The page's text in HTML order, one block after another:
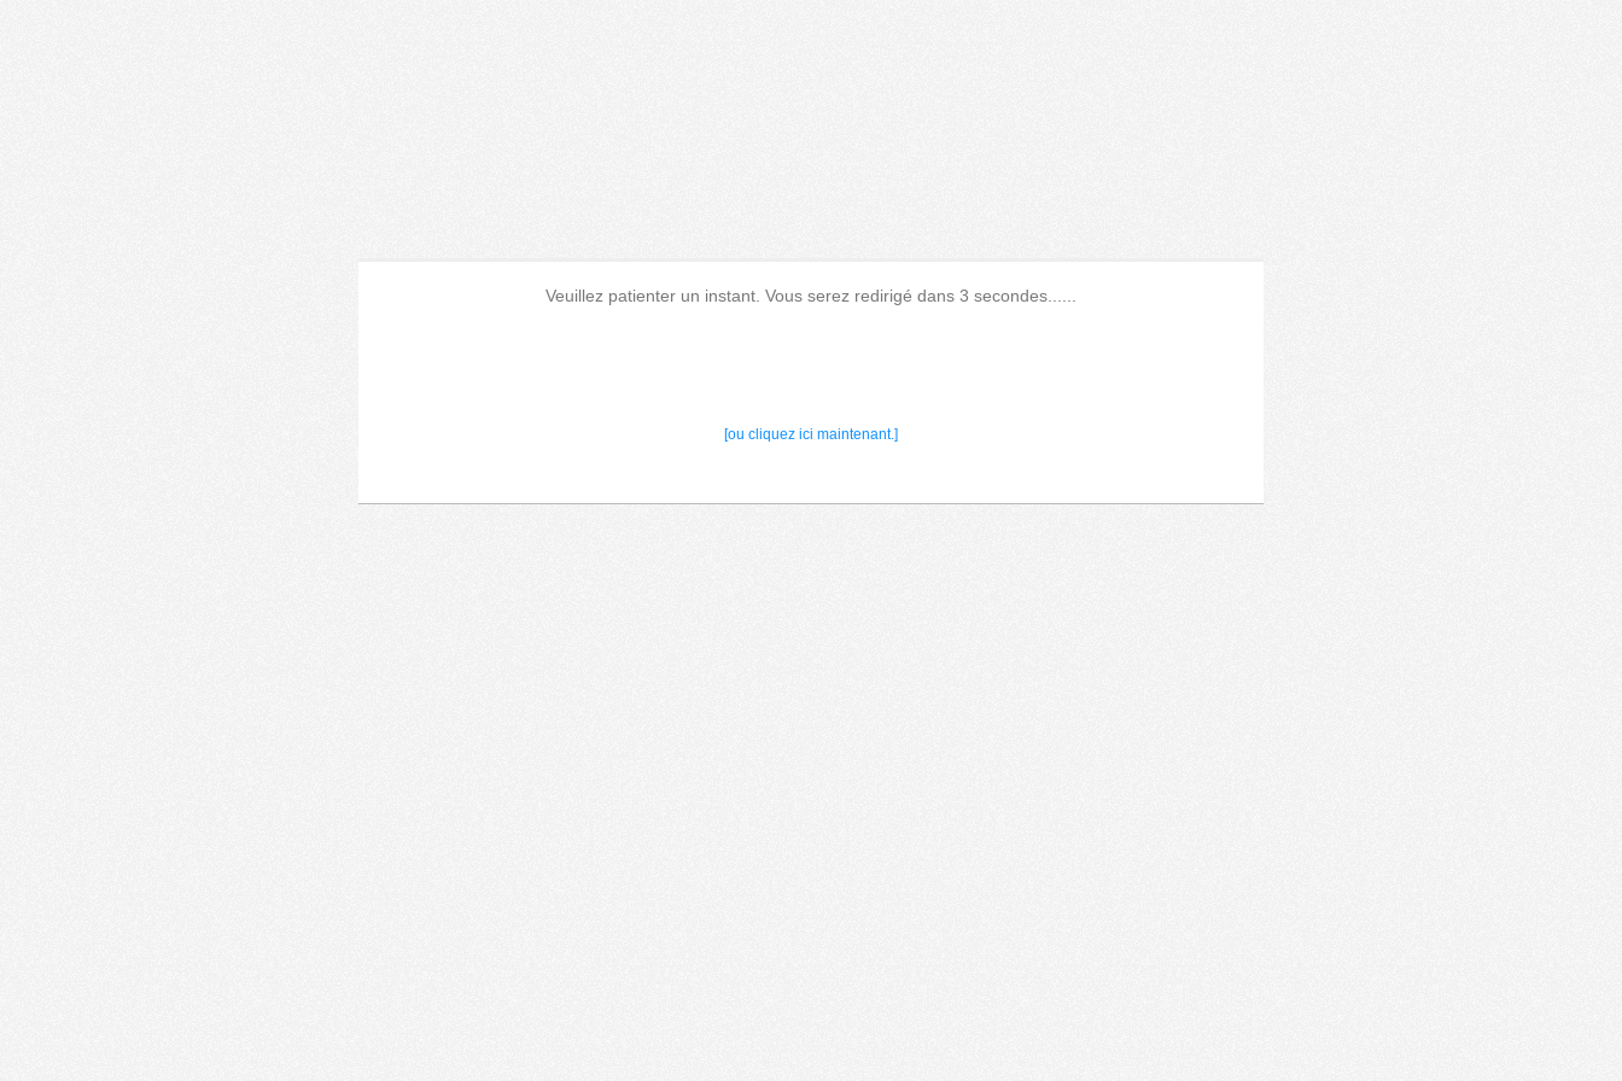
Veuillez patienter un instant. Vous serez redirigé dans 3 secondes......
[ou cliquez ici maintenant.]